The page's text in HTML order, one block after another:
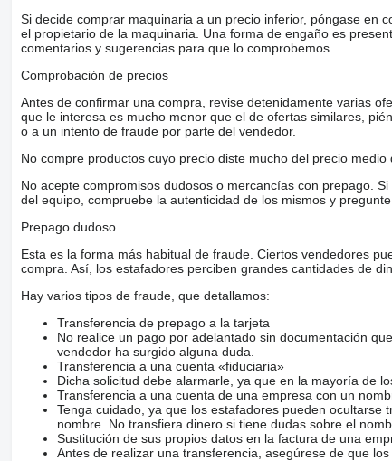
Si decide comprar maquinaria a un precio inferior, póngase en
el propietario de la maquinaria. Una forma de engaño es
comentarios y sugerencias para que lo comprobemos.
Comprobación de precios
Antes de confirmar una compra, revise detenidamente varias
que le interesa es mucho menor que el de ofertas similares,
o a un intento de fraude por parte del vendedor.
No compre productos cuyo precio diste mucho del precio medio
No acepte compromisos dudosos o mercancías con prepago.
del equipo, compruebe la autenticidad de los mismos y
Prepago dudoso
Esta es la forma más habitual de fraude. Ciertos vendedores
compra. Así, los estafadores perciben grandes cantidades de
Hay varios tipos de fraude, que detallamos:
Transferencia de prepago a la tarjeta
No realice un pago por adelantado sin documentación
vendedor ha surgido alguna duda.
Transferencia a una cuenta «fiduciaria»
Dicha solicitud debe alarmarle, ya que en la mayoría de
Transferencia a una cuenta de una empresa con un
Tenga cuidado, ya que los estafadores pueden
nombre. No transfiera dinero si tiene dudas sobre el
Sustitución de sus propios datos en la factura de una
Antes de realizar una transferencia, asegúrese de que